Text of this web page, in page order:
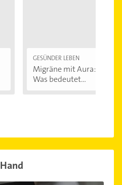
GESÜNDER LEBEN
Migräne mit Aura:
Was bedeutet...